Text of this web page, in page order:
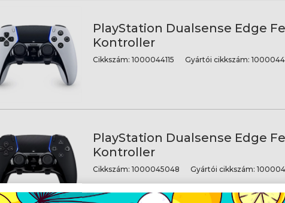
PlayStation Dualsense Edge
Kontroller
Cikkszám: 1000044115 Gyártói cikkszám:
PlayStation Dualsense Edge
Kontroller
Cikkszám: 1000045048 Gyártói cikkszám: